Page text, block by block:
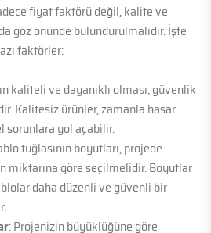
fiyat faktörü değil, kalite ve
göz önünde bulundurulmalıdır. İşte
faktörler:
kaliteli ve dayanıklı olması, güvenlik
Kalitesiz ürünler, zamanla hasar
yol açabilir.
tuğlasının boyutları, projede
miktarına göre seçilmelidir. Boyutlar
daha düzenli ve güvenli bir
: Projenizin büyüklüğüne göre